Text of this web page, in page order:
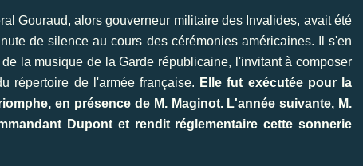
Gouraud, alors gouverneur militaire des Invalides, avait été
de silence au cours des cérémonies américaines. Il s'en
la musique de la Garde républicaine, l'invitant à composer
répertoire de l'armée française. Elle fut exécutée pour la
en présence de M. Maginot. L'année suivante, M.
Dupont et rendit réglementaire cette sonnerie